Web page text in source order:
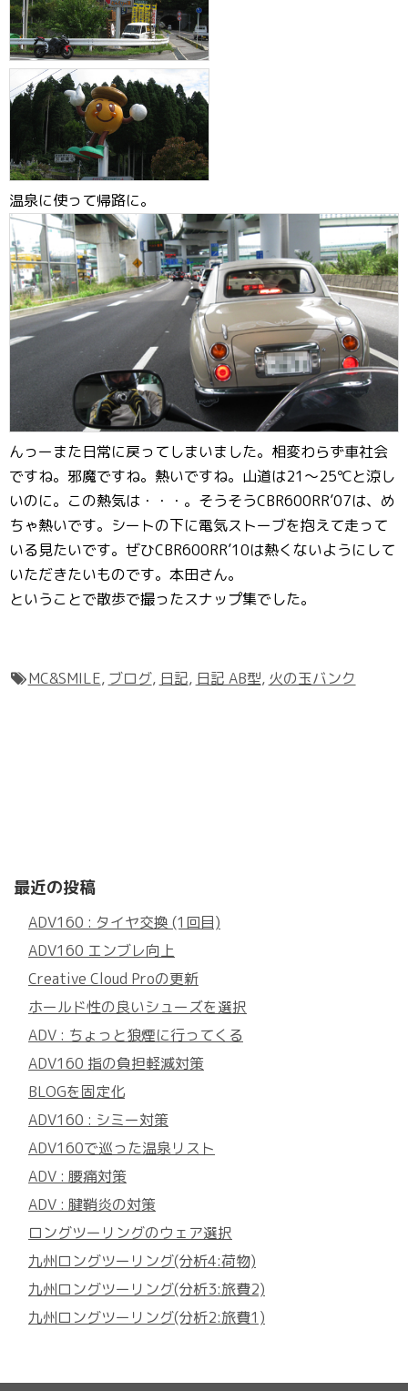
温泉に使って帰路に。
んっーまた日常に戻ってしまいました。相変わらず車社会
ですね。邪魔ですね。熱いですね。山道は21～25℃と涼し
いのに。この熱気は・・・。そうそうCBR600RR’07は、め
ちゃ熱いです。シートの下に電気ストーブを抱えて走って
いる見たいです。ぜひCBR600RR’10は熱くないようにして
いただきたいものです。本田さん。
ということで散歩で撮ったスナップ集でした。
MC&SMILE, ブログ, 日記, 日記 AB型, 火の玉バンク
最近の投稿
ADV160 : タイヤ交換 (1回目)
ADV160 エンブレ向上
Creative Cloud Proの更新
ホールド性の良いシューズを選択
ADV : ちょっと狼煙に行ってくる
ADV160 指の負担軽減対策
BLOGを固定化
ADV160 : シミー対策
ADV160で巡った温泉リスト
ADV : 腰痛対策
ADV : 腱鞘炎の対策
ロングツーリングのウェア選択
九州ロングツーリング(分析4:荷物)
九州ロングツーリング(分析3:旅費2)
九州ロングツーリング(分析2:旅費1)